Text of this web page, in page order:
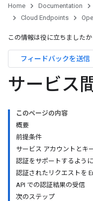
Home Documentation
Cloud Endpoints
この情報は役に立ちましたか
フィードバックを送信
サービス
このページの内容
概要
前提条件
サービス アカウントとキ
認証をサポートするよう
認証されたリクエストを
API での認証結果の受信
次のステップ